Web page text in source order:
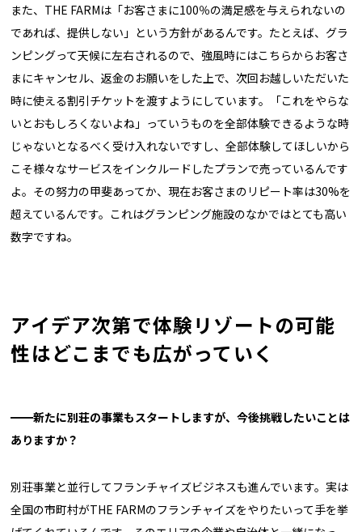
また、THE FARMは「お客さまに100％の満足感を与えられないの
であれば、提供しない」という方針があるんです。たとえば、グラ
ンピングって天候に左右されるので、強風時にはこちらからお客さ
まにキャンセル、返金のお願いをした上で、次回お越しいただいた
時に使える割引チケットを渡すようにしています。「これをやらな
いとおもしろくないよね」っていうものを全部体験できるような時
じゃないとなるべく受け入れないですし、全部体験してほしいから
こそ様々なサービスをインクルードしたプランで売っているんです
よ。その努力の甲斐あってか、現在お客さまのリピート率は30%を
超えているんです。これはグランピング施設のなかではとても高い
数字ですね。
アイデア次第で体験リゾートの可能
性はどこまでも広がっていく
━━新たに別荘の事業もスタートしますが、今後挑戦したいことは
ありますか？
別荘事業と並行してフランチャイズビジネスも進んでいます。実は
全国の市町村がTHE FARMのフランチャイズをやりたいって手を挙